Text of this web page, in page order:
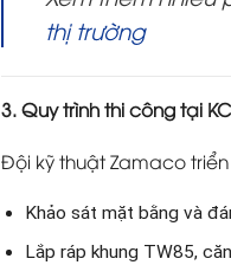
thị trường
3. Quy trình thi công tại
Đội kỹ thuật Zamaco triển
Khảo sát mặt bằng và
Lắp ráp khung TW85,